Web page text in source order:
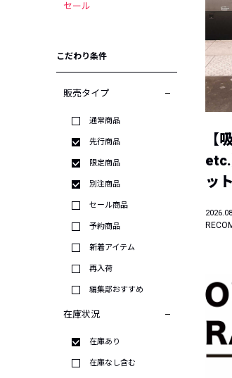
セール
こだわり条件
販売タイプ
通常商品
先行商品
限定商品
別注商品
セール商品
予約商品
新着アイテム
再入荷
編集部おすすめ
在庫状況
在庫あり
在庫なし含む
【
etc.
ッ